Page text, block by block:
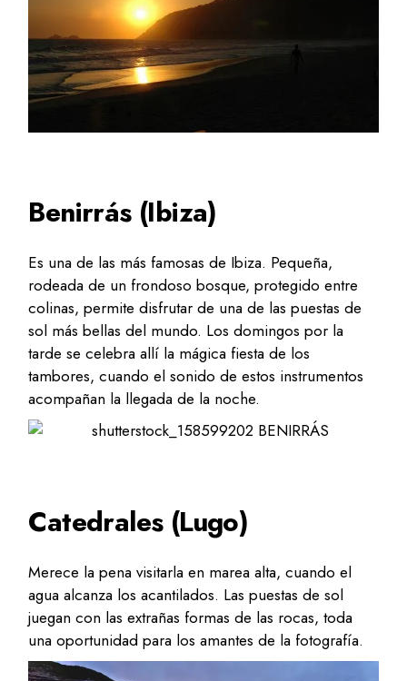
Benirrás (Ibiza)
Es una de las más famosas de Ibiza. Pequeña,
rodeada de un frondoso bosque, protegido entre
colinas, permite disfrutar de una de las puestas de
sol más bellas del mundo. Los domingos por la
tarde se celebra allí la mágica fiesta de los
tambores, cuando el sonido de estos instrumentos
acompañan la llegada de la noche.
Catedrales (Lugo)
Merece la pena visitarla en marea alta, cuando el
agua alcanza los acantilados. Las puestas de sol
juegan con las extrañas formas de las rocas, toda
una oportunidad para los amantes de la fotografía.